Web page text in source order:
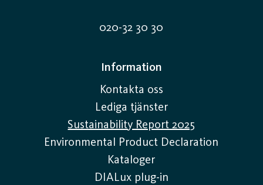
020-32 30 30
Information
Kontakta oss
Lediga tjänster
Sustainability Report 2025
Environmental Product Declaration
Kataloger
DIALux plug-in